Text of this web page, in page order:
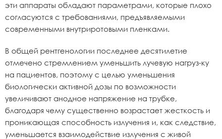
эти аппараты обладают параметрами, которые плохо
согласуются с требованиями, предъявляемыми
современными внутриротовыми пленками.
В общей рентгенологии последнее десятилетие
отмечено стремлением уменьшить лучевую нагруз-ку
на пациентов, поэтому с целью уменьшения
биологически активной дозы по возможности
увеличивают анодное напряжение на трубке,
благодаря чему существенно возрастает жесткость и
проникающая способность излучения и, как следствие,
уменьшается взаимодействие излучения с живой